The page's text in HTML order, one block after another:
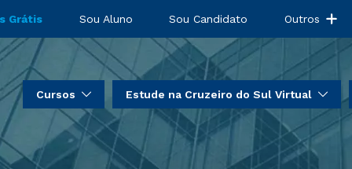
Grátis Sou Aluno Sou Candidato Outros
Cursos Estude na Cruzeiro do Sul Virtual